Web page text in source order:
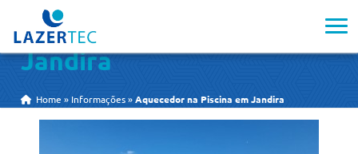
Aquecedor na Piscina em
Jandira
Home » Informações »Aquecedor na Piscina em Jandira